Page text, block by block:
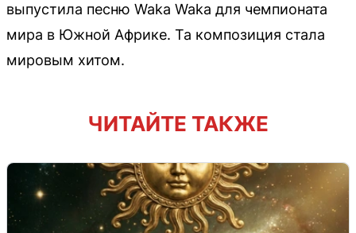
выпустила песню Waka Waka для чемпионата
мира в Южной Африке. Та композиция стала
мировым хитом.
ЧИТАЙТЕ ТАКЖЕ